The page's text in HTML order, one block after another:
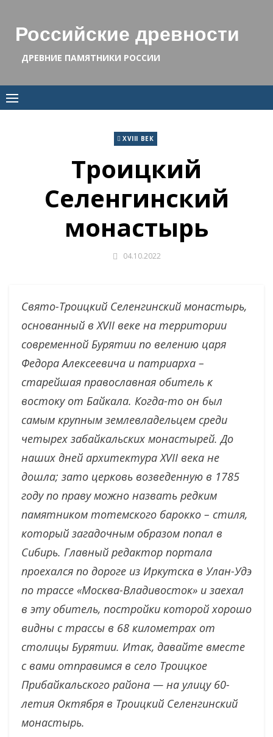
contentРоссийские древности
ДРЕВНИЕ ПАМЯТНИКИ РОССИИ
XVIII ВЕК
Троицкий
Селенгинский
монастырь
04.10.2022
Свято-Троицкий Селенгинский монастырь,
основанный в XVII веке на территории
современной Бурятии по велению царя
Федора Алексеевича и патриарха –
старейшая православная обитель к
востоку от Байкала. Когда-то он был
самым крупным землевладельцем среди
четырех забайкальских монастырей. До
наших дней архитектура XVII века не
дошла; зато церковь возведенную в 1785
году по праву можно назвать редким
памятником тотемского барокко – стиля,
который загадочным образом попал в
Сибирь. Главный редактор портала
проехался по дороге из Иркутска в Улан-Удэ
по трассе «Москва-Владивосток» и заехал
в эту обитель, постройки которой хорошо
видны с трассы в 68 километрах от
столицы Бурятии. Итак, давайте вместе
с вами отправимся в село Троицкое
Прибайкальского района — на улицу 60-
летия Октября в Троицкий Селенгинский
монастырь.